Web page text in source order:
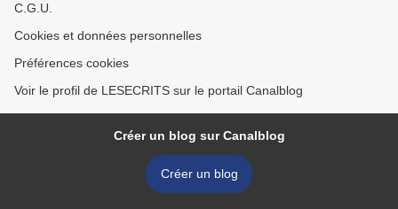
C.G.U.
Cookies et données personnelles
Préférences cookies
Voir le profil de LESECRITS sur le portail Canalblog
Créer un blog sur Canalblog
Créer un blog